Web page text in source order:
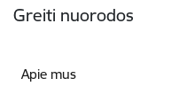
Greiti nuorodos
Apie mus